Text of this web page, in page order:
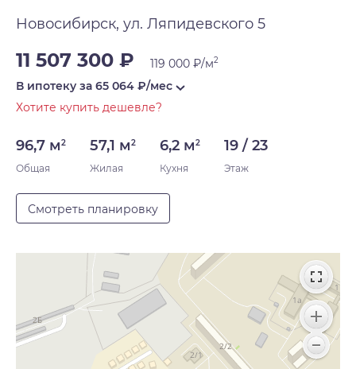
Новосибирск, ул. Ляпидевского 5
11 507 300 ₽ 119 000 ₽/м2
В ипотеку за 65 064 ₽/мес
Хотите купить дешевле?
96,7 м2
Общая
57,1 м2
Жилая
6,2 м2
Кухня
19 / 23
Этаж
Смотреть планировку